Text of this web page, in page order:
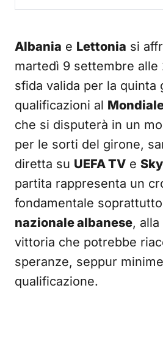
Albania e Lettonia si
martedì 9 settembre alle
sfida valida per la quinta
qualificazioni al
che si disputerà in un
per le sorti del girone,
diretta su UEFA TV e
partita rappresenta un
fondamentale
nazionale albanese,
vittoria che potrebbe
speranze, seppur
qualificazione.